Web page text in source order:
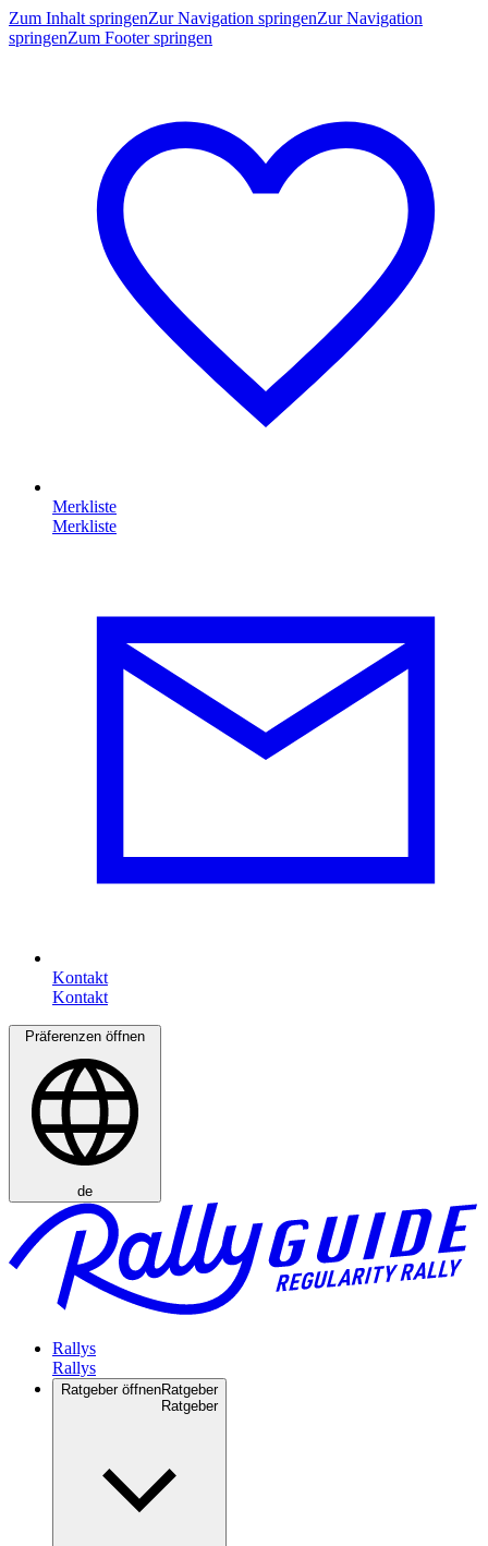
Zum Inhalt springenZur Navigation springenZur Navigation
springenZum Footer springen
Merkliste
Kontakt
Präferenzen öffnen
de
Rallys
Ratgeber öffnenRatgeber